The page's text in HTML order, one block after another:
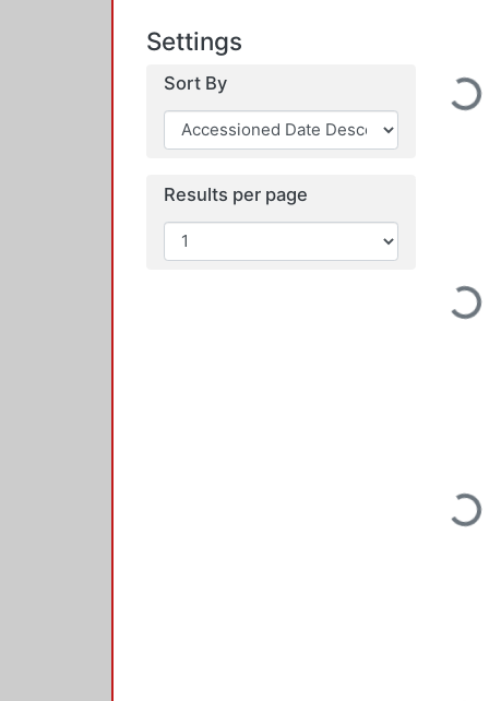
Settings
Sort By
Results per page
Loading...
Loading...
Loading...